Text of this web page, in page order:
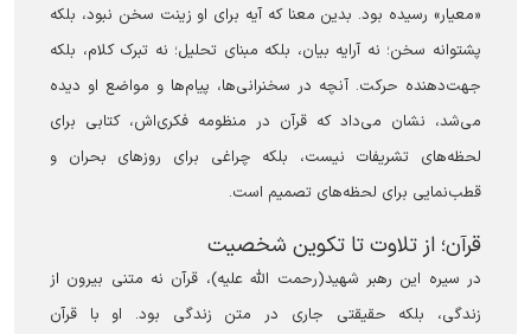
«معیار» رسیده بود. بدین معنا که آیه برای او زینت سخن نبود، بلکه
پشتوانه سخن؛ نه آرایه بیان، بلکه مبنای تحلیل؛ نه تبرک کلام، بلکه
جهت‌دهنده حرکت. آنچه در سخنرانی‌ها، پیام‌ها و مواضع او دیده
می‌شد، نشان می‌داد که قرآن در منظومه فکری‌اش، کتابی برای
لحظه‌های تشریفات نیست، بلکه چراغی برای روزهای بحران و
قطب‌نمایی برای لحظه‌های تصمیم است.
قرآن؛ از تلاوت تا تکوین شخصیت
در سیره این رهبر شهید(رحمت الله علیه)، قرآن نه متنی بیرون از
زندگی، بلکه حقیقتی جاری در متن زندگی بود. او با قرآن